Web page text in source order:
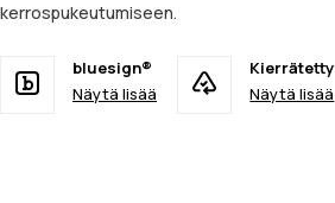
kerrospukeutumiseen.
bluesign®
Näytä lisää
Kierrätetty
Näytä lisää